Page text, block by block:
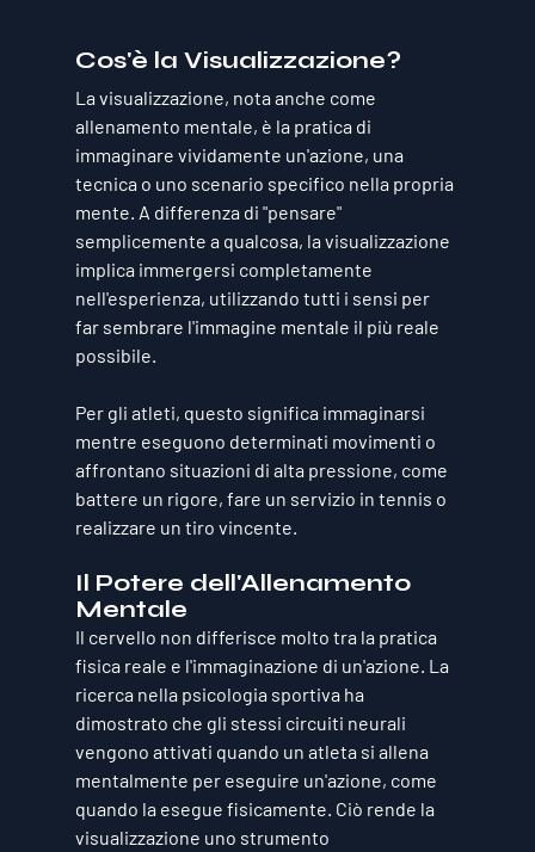
Cos'è la Visualizzazione?
La visualizzazione, nota anche come
allenamento mentale, è la pratica di
immaginare vividamente un'azione, una
tecnica o uno scenario specifico nella propria
mente. A differenza di "pensare"
semplicemente a qualcosa, la visualizzazione
implica immergersi completamente
nell'esperienza, utilizzando tutti i sensi per
far sembrare l'immagine mentale il più reale
possibile.
Per gli atleti, questo significa immaginarsi
mentre eseguono determinati movimenti o
affrontano situazioni di alta pressione, come
battere un rigore, fare un servizio in tennis o
realizzare un tiro vincente.
Il Potere dell'Allenamento
Mentale
Il cervello non differisce molto tra la pratica
fisica reale e l'immaginazione di un'azione. La
ricerca nella psicologia sportiva ha
dimostrato che gli stessi circuiti neurali
vengono attivati quando un atleta si allena
mentalmente per eseguire un'azione, come
quando la esegue fisicamente. Ciò rende la
visualizzazione uno strumento